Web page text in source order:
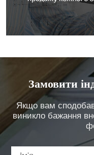
Замовити
Якщо вам
виникло бажання